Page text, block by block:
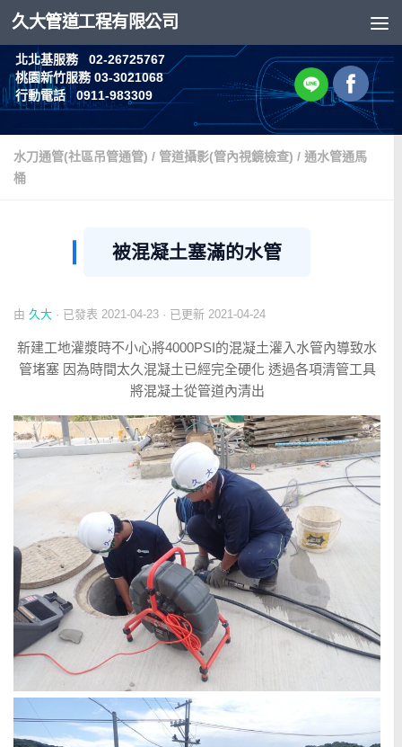
Skip to content
久大管道工程有限公司
北北基服務 02-26725767
桃園新竹服務 03-3021068
行動電話 0911-983309
水刀通管(社區吊管通管) / 管道攝影(管內視鏡檢查) / 通水管通馬
桶
被混凝土塞滿的水管
由 久大 · 已發表 2021-04-23 · 已更新 2021-04-24
新建工地灌漿時不小心將4000PSI的混凝土灌入水管內導致水
管堵塞 因為時間太久混凝土已經完全硬化 透過各項清管工具
將混凝土從管道內清出